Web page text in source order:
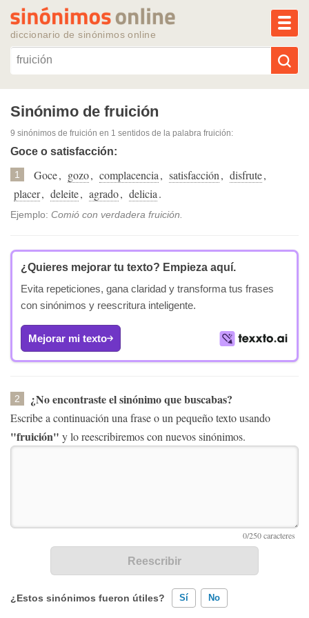
diccionario de sinónimos online
Reescribir texto con IA
Sinónimos populares
Temas populares
Temas recientes
Sinónimo de fruición
9 sinónimos de fruición en 1 sentidos de la palabra fruición:
Goce o satisfacción:
1 Goce, gozo, complacencia, satisfacción, disfrute,
placer, deleite, agrado, delicia.
Ejemplo: Comió con verdadera fruición.
¿Quieres mejorar tu texto? Empieza aquí.
Evita repeticiones, gana claridad y transforma tus frases
con sinónimos y reescritura inteligente.
Mejorar mi texto
2 ¿No encontraste el sinónimo que buscabas?
Escribe a continuación una frase o un pequeño texto usando
"fruición" y lo reescribiremos con nuevos sinónimos.
¿Estos sinónimos fueron útiles? Sí No